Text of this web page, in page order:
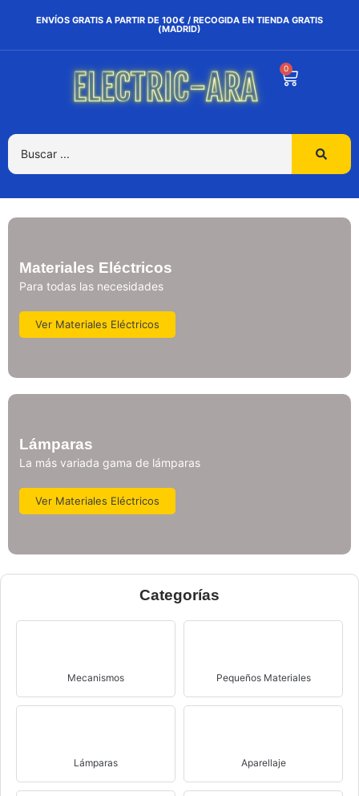
ENVÍOS GRATIS A PARTIR DE 100€ / RECOGIDA EN TIENDA GRATIS
(MADRID)
0
Materiales Eléctricos
Para todas las necesidades
Ver Materiales Eléctricos
Lámparas
La más variada gama de lámparas
Ver Materiales Eléctricos
Categorías
Mecanismos Pequeños Materiales
Lámparas Aparellaje